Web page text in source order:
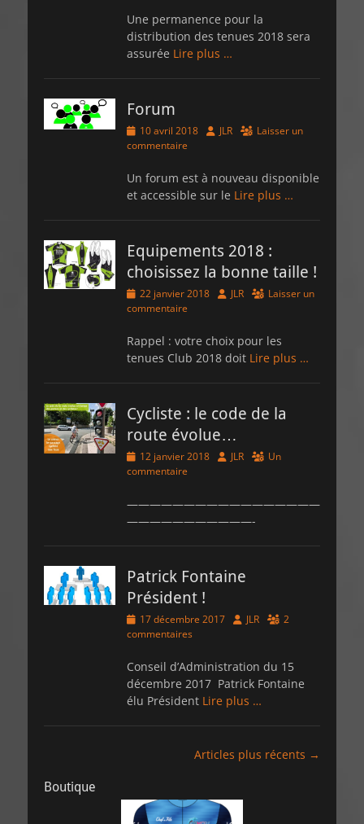
Une permanence pour la
distribution des tenues 2018 sera
assurée Lire plus …
Forum
Posted
on
10 avril 2018 Author
JLR
Laisser un
commentaire
Un forum est à nouveau disponible
et accessible sur le Lire plus …
Equipements 2018 :
choisissez la bonne taille !
Posted
on
22 janvier 2018 Author
JLR
Laisser un
commentaire
Rappel : votre choix pour les
tenues Club 2018 doit Lire plus …
Cycliste : le code de la
route évolue…
Posted
on
12 janvier 2018 Author
JLR
Un
commentaire
—————————————————
———————————-
Patrick Fontaine
Président !
Posted
on
17 décembre 2017 Author
JLR
2
commentaires
Conseil d’Administration du 15
décembre 2017 Patrick Fontaine
élu Président Lire plus …
articles
Articles plus récents →
Boutique